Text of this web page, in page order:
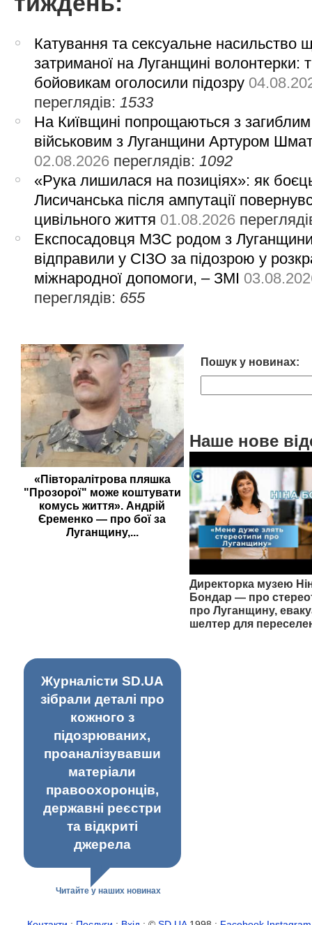
Катування та сексуальне насильство
затриманої на Луганщині волонтерки:
бойовикам оголосили підозру
переглядів: 1533
На Київщині попрощаються з загиблим
військовим з Луганщини Артуром
02.08.2026 переглядів: 1092
«Рука лишилася на позиціях»: як
Лисичанська після ампутації
цивільного життя 01.08.2026
Експосадовця МЗС родом з
відправили у СІЗО за підозрою у
міжнародної допомоги, – ЗМІ
переглядів: 655
«Півторалітрова пляшка
"Прозорої" може коштувати
комусь життя». Андрій
Єременко — про бої за
Луганщину,...
Пошук у новинах:
Наше нове
Директорка музею
Бондар — про
про Луганщину,
шелтер для
Журналісти SD.UA
зібрали деталі про
кожного з
підозрюваних,
проаналізувавши
матеріали
правоохоронців,
державні реєстри
та відкриті
джерела
Читайте у наших новинах